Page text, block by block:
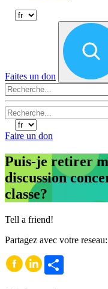
Faites un don
Search
for:
Faire un don
Puis-je retirer
discussion
classe?
Tell a friend!
Partagez avec votre reseau: